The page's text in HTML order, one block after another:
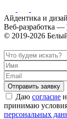
Айдентика и
Веб-разработка —
© 2019-2026
Отправить заявку
Даю согласие
принимаю
персональных